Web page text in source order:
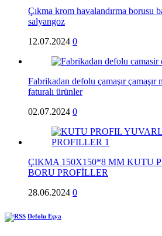
Çıkma krom havalandırma borusu
salyangoz
12.07.2024 0
Fabrikadan defolu çamaşır çamaşır
faturalı ürünler
02.07.2024 0
ÇIKMA 150X150*8 MM KUTU
BORU PROFİLLER
28.06.2024 0
Defolu Eşya